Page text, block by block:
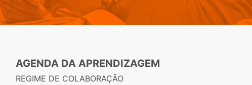
AGENDA DA APRENDIZAGEM
REGIME DE COLABORAÇÃO